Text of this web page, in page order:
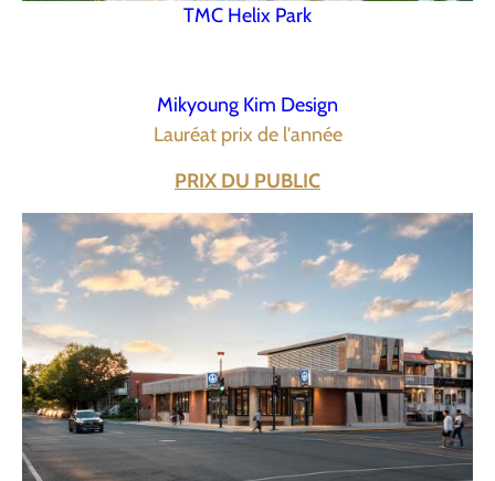
TMC Helix Park
Mikyoung Kim Design
Lauréat prix de l'année
PRIX DU PUBLIC